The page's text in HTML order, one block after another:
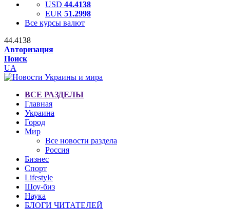
USD 44.4138
EUR 51.2998
Все курсы валют
44.4138
Авторизация
Поиск
UA
ВСЕ РАЗДЕЛЫ
Главная
Украина
Город
Мир
Все новости раздела
Россия
Бизнес
Спорт
Lifestyle
Шоу-биз
Наука
БЛОГИ ЧИТАТЕЛЕЙ